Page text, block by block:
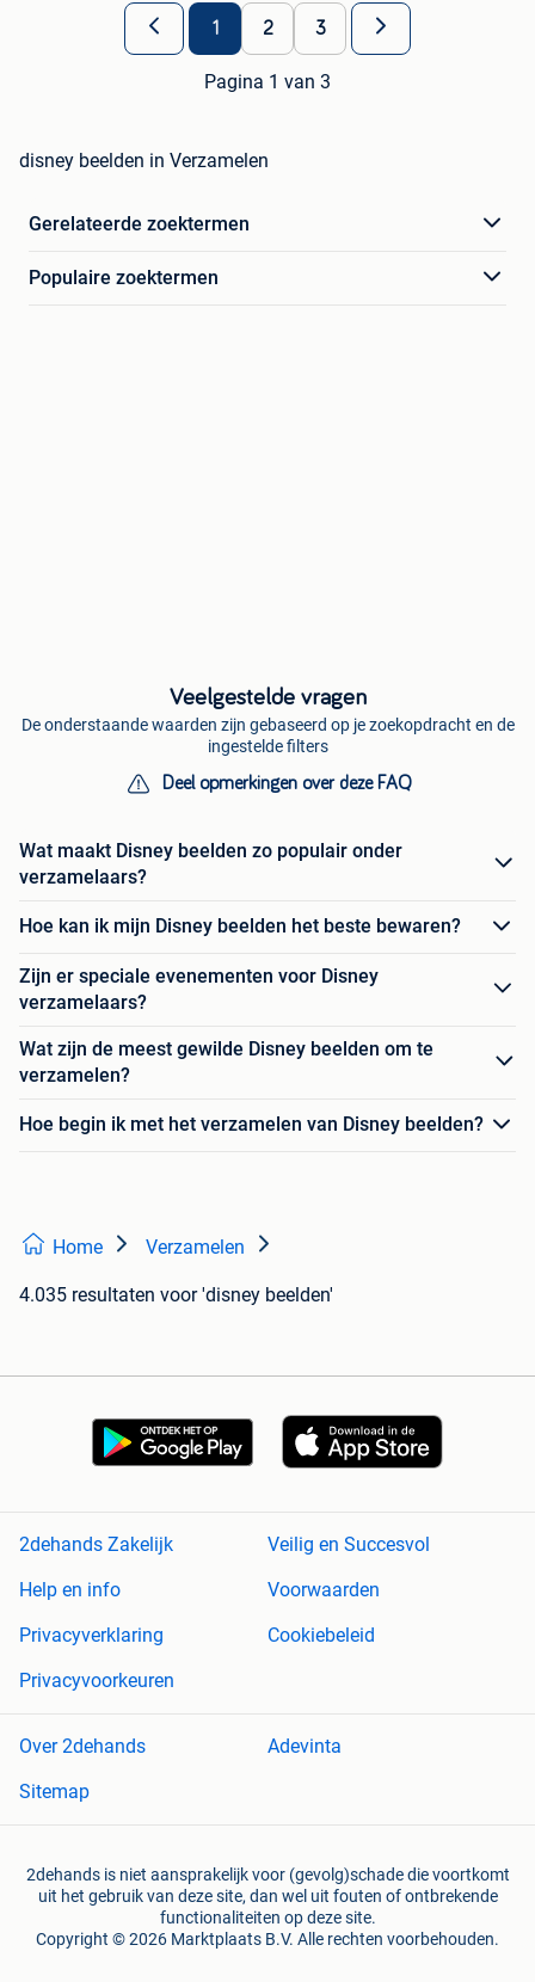
1 2 3
Pagina 1 van 3
disney beelden in Verzamelen
Gerelateerde zoektermen
Populaire zoektermen
Veelgestelde vragen
De onderstaande waarden zijn gebaseerd op je zoekopdracht en de
ingestelde filters
Deel opmerkingen over deze FAQ
Wat maakt Disney beelden zo populair onder
verzamelaars?
Hoe kan ik mijn Disney beelden het beste bewaren?
Zijn er speciale evenementen voor Disney
verzamelaars?
Wat zijn de meest gewilde Disney beelden om te
verzamelen?
Hoe begin ik met het verzamelen van Disney beelden?
Home Verzamelen
4.035 resultaten voor 'disney beelden'
2dehands Zakelijk
Veilig en Succesvol
Help en info
Voorwaarden
Privacyverklaring
Cookiebeleid
Privacyvoorkeuren
Over 2dehands
Adevinta
Sitemap
2dehands is niet aansprakelijk voor (gevolg)schade die voortkomt
uit het gebruik van deze site, dan wel uit fouten of ontbrekende
functionaliteiten op deze site.
Copyright © 2026 Marktplaats B.V. Alle rechten voorbehouden.